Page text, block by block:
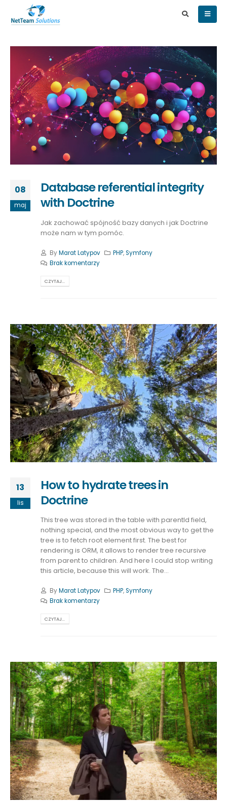
08
maj
Database referential integrity
with Doctrine
Jak zachować spójność bazy danych i jak Doctrine
może nam w tym pomóc.
ByMarat Latypov PHP,Symfony
Brak komentarzy
CZYTAJ...
13
lis
How to hydrate trees in
Doctrine
This tree was stored in the table with parentId field,
nothing special, and the most obvious way to get the
tree is to fetch root element first. The best for
rendering is ORM, it allows to render tree recursive
from parent to children. And here I could stop writing
this article, because this will work. The...
ByMarat Latypov PHP,Symfony
Brak komentarzy
CZYTAJ...